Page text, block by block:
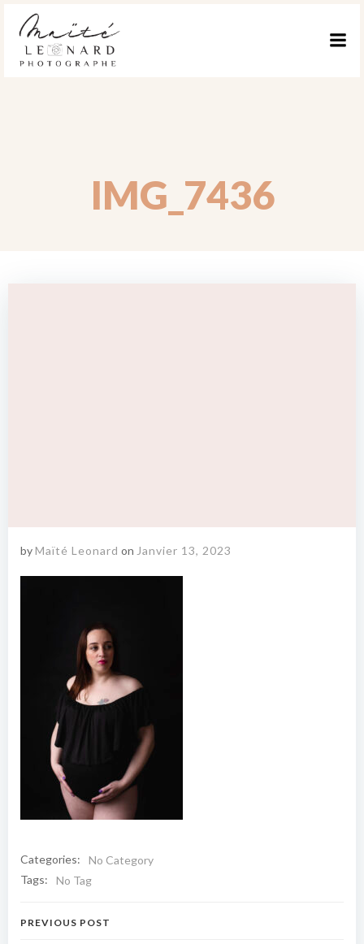
IMG_7436
byMaïté Leonard on Janvier 13, 2023
Categories:
No Category
Tags:
No Tag
Navigation
PREVIOUS POST